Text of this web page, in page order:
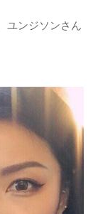
ユンジソンさん